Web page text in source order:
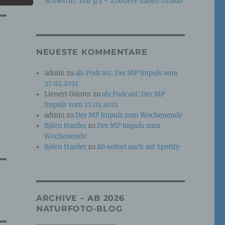
NEUESTE KOMMENTARE
admin zuals Podcast: Der MP Impuls vom
27.02.2021
Lienert Günterzuals Podcast: Der MP
Impuls vom 27.02.2021
admin zuDer MP Impuls zum Wochenende
Björn HarderzuDer MP Impuls zum
Wochenende
Björn HarderzuAb sofort auch auf Spotify
ARCHIVE – AB 2026
NATURFOTO-BLOG